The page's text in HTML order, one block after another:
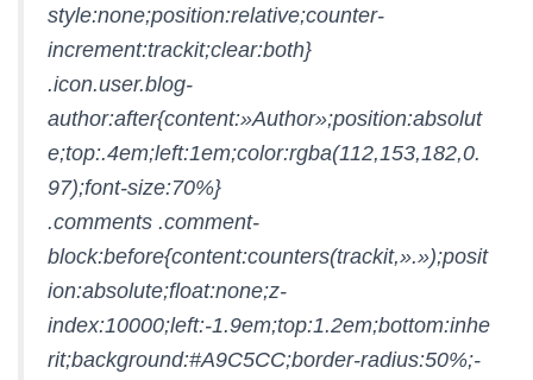
style:none;position:relative;counter-
increment:trackit;clear:both}
.icon.user.blog-
author:after{content:»Author»;position:absolut
e;top:.4em;left:1em;color:rgba(112,153,182,0.
97);font-size:70%}
.comments .comment-
block:before{content:counters(trackit,».»);posit
ion:absolute;float:none;z-
index:10000;left:-1.9em;top:1.2em;bottom:inhe
rit;background:#A9C5CC;border-radius:50%;-